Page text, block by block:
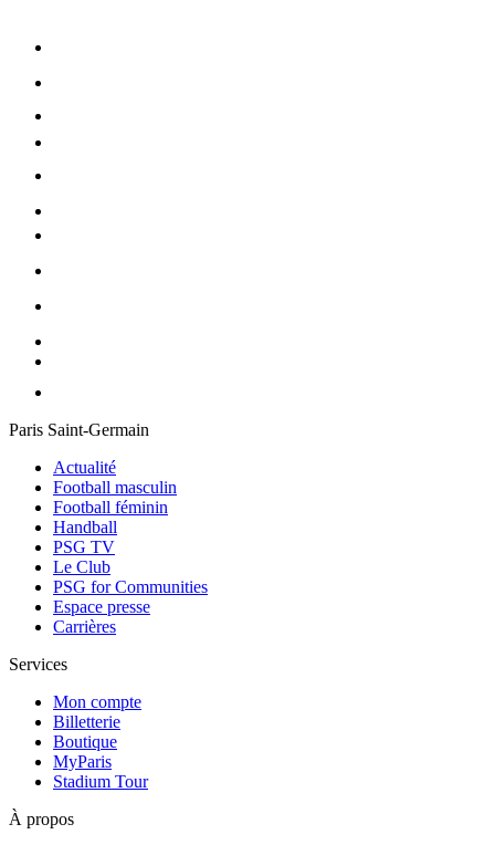
Paris Saint-Germain
Actualité
Football masculin
Football féminin
Handball
PSG TV
Le Club
PSG for Communities
Espace presse
Carrières
Services
Mon compte
Billetterie
Boutique
MyParis
Stadium Tour
À propos